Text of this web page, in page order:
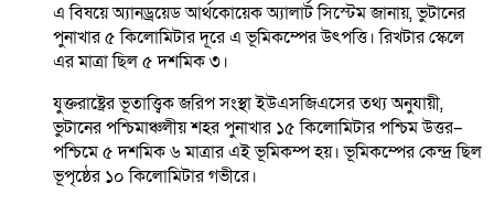
এ বিষয়ে অ্যানড্রয়েড আর্থকোয়েক অ্যালার্ট সিস্টেম জানায়, ভুটানের
পুনাখার ৫ কিলোমিটার দূরে এ ভূমিকম্পের উৎপত্তি। রিখটার স্কেলে
এর মাত্রা ছিল ৫ দশমিক ৩।
যুক্তরাষ্ট্রের ভূতাত্ত্বিক জরিপ সংস্থা ইউএসজিএসের তথ্য অনুযায়ী,
ভুটানের পশ্চিমাঞ্চলীয় শহর পুনাখার ১৫ কিলোমিটার পশ্চিম উত্তর–
পশ্চিমে ৫ দশমিক ৬ মাত্রার এই ভূমিকম্প হয়। ভূমিকম্পের কেন্দ্র ছিল
ভূপৃষ্ঠের ১০ কিলোমিটার গভীরে।